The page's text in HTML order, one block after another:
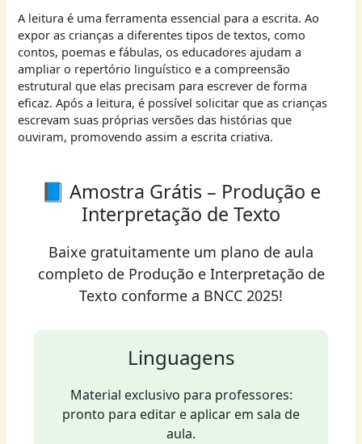
A leitura é uma ferramenta essencial para a escrita. Ao
expor as crianças a diferentes tipos de textos, como
contos, poemas e fábulas, os educadores ajudam a
ampliar o repertório linguístico e a compreensão
estrutural que elas precisam para escrever de forma
eficaz. Após a leitura, é possível solicitar que as crianças
escrevam suas próprias versões das histórias que
ouviram, promovendo assim a escrita criativa.
📘 Amostra Grátis – Produção e
Interpretação de Texto
Baixe gratuitamente um plano de aula
completo de Produção e Interpretação de
Texto conforme a BNCC 2025!
Linguagens
Material exclusivo para professores:
pronto para editar e aplicar em sala de
aula.